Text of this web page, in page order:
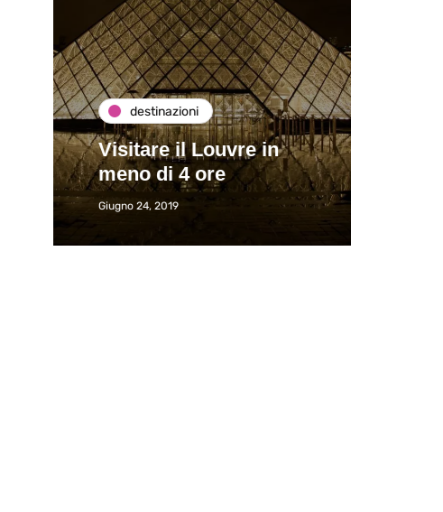
destinazioni
Visitare il Louvre in
meno di 4 ore
Giugno 24, 2019